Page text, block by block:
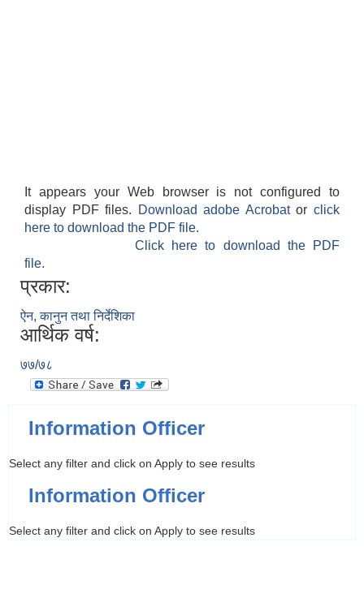
It appears your Web browser is not configured to
display PDF files.
Download adobe Acrobatorclick
here to download the PDF file.
Click here to download the PDF
file.
प्रकार:
ऐन, कानुन तथा निर्देशिका
आर्थिक वर्ष:
७७/७८
Information Officer
Select any filter and click on Apply to see results
Information Officer
Select any filter and click on Apply to see results